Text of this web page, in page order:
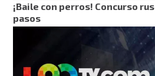
¡Baile con perros! Concurso
pasos